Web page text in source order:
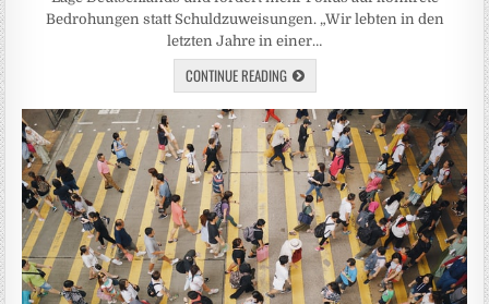
Bedrohungen statt Schuldzuweisungen. „Wir lebten in den
letzten Jahre in einer…
CONTINUE READING